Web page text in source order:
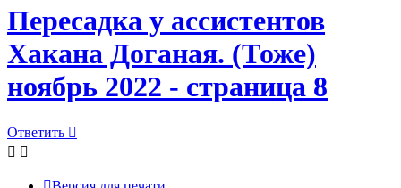
Пересадка у ассистентов
Хакана Доганая. (Тоже)
ноябрь 2022 - страница 8
Ответить